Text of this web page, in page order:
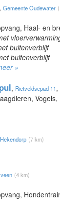
, Gemeente Oudewater
Haal- en
buitenverblijf
buitenverblijf
»
, Rietveldsepad 11,
Vogels,
Hekendorp (7 km)
(4 km)